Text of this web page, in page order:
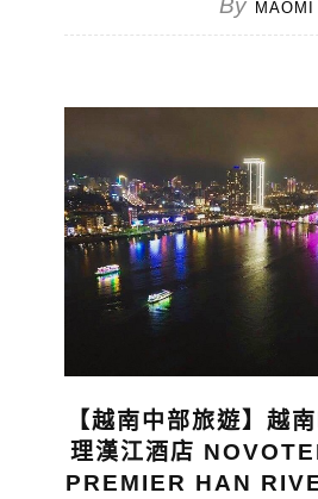
MAOMI
【越南中部旅遊】越
理漢江酒店
PREMIER HAN